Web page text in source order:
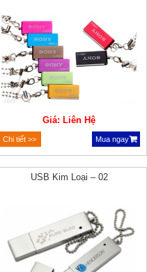
Giá: Liên Hệ
Chi tiết >> Mua ngay
USB Kim Loại – 02